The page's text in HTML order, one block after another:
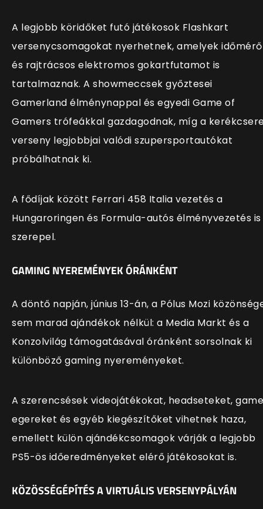
A legjobb köridőket futó játékosok Flashkart
versenycsomagokat nyerhetnek, amelyek
és rajtrácsos elektromos gokartfutamot is
tartalmaznak. A showmeccsek győztesei
Gamerland élménynappal és egyedi Game of
Gamers trófeákkal gazdagodnak, míg a
verseny legjobbjai valódi szupersportautókat
próbálhatnak ki.
A fődíjak között Ferrari 458 Italia vezetés a
Hungaroringen és Formula-autós élményvezetés is
szerepel.
GAMING NYEREMÉNYEK ÓRÁNKÉNT
A döntő napján, június 13-án, a Pólus Mozi
sem marad ajándékok nélkül: a Media Markt és a
Konzolvilág támogatásával óránként sorsolnak ki
különböző gaming nyereményeket.
A szerencsések videojátékokat, headseteket,
egereket és egyéb kiegészítőket vihetnek haza,
emellett külön ajándékcsomagok várják a legjobb
PS5-ös időeredményeket elérő játékosokat is.
KÖZÖSSÉGÉPÍTÉS A VIRTUÁLIS VERSENYPÁLYÁN